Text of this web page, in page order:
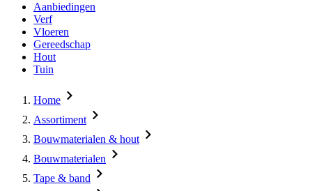
Aanbiedingen
Verf
Vloeren
Gereedschap
Hout
Tuin
Home
Assortiment
Bouwmaterialen & hout
Bouwmaterialen
Tape & band